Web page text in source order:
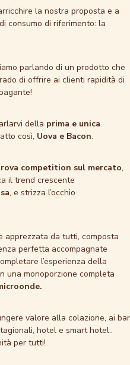
la nostra proposta e a
consumo di riferimento: la
parlando di un prodotto che
di offrire ai clienti rapidità di
della prima e unica
così, Uova e Bacon.
competition sul mercato,
il trend crescente
, e strizza l’occhio
apprezzata da tutti, composta
perfetta accompagnate
l’esperienza della
una monoporzione completa
valore alla colazione, ai bar
hotel e smart hotel..
per tutti!